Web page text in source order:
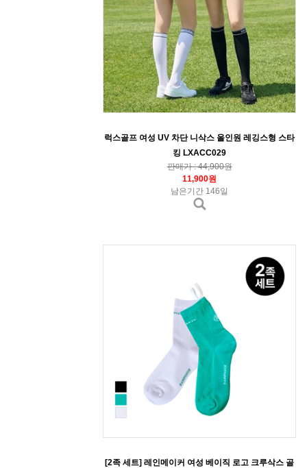
럭스골프 여성 UV 차단 니삭스 올인원 레깅스형 스타
킹 LXACC029
판매가 : 44,900원
11,900원
남은기간 146일
[2족 세트] 레인메이커 여성 베이직 로고 크루삭스 골